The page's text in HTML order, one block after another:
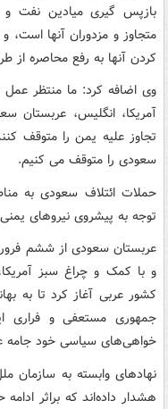
بازپس گیری میادین نفت
متجاوز و مزدوران آنها
کردن آنها به رفع محاصره از
وی اضافه کرد: ما منتظر
آمریکا، انگلیس، عربستان
تجاوز علیه یمن را متوقف
سعودی را متوقف می کنیم.
حملات ائتلاف سعودی به
توجه به پیشروی نیروهای
و با کمک و چراغ سبز
کشور عربی آغاز کرد تا به
جمهوری مستعفی و فراری
خواهی‌های سیاسی خود جامه
نهادهای وابسته به سازمان
هشدار داده‌اند که براثر